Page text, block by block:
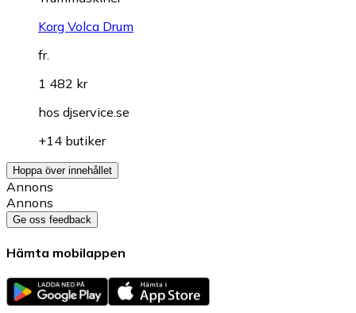
Korg Volca Drum
fr.
1 482 kr
hos djservice.se
+14 butiker
Hoppa över innehållet
Annons
Annons
Ge oss feedback
Hämta mobilappen